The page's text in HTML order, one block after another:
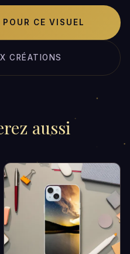
CE VISUEL
CRÉATIONS
aussi